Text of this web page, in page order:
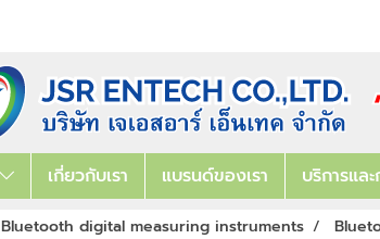
เกี่ยวกับเรา แบรนด์ของเรา บริการแล
Bluetooth digital measuring instruments